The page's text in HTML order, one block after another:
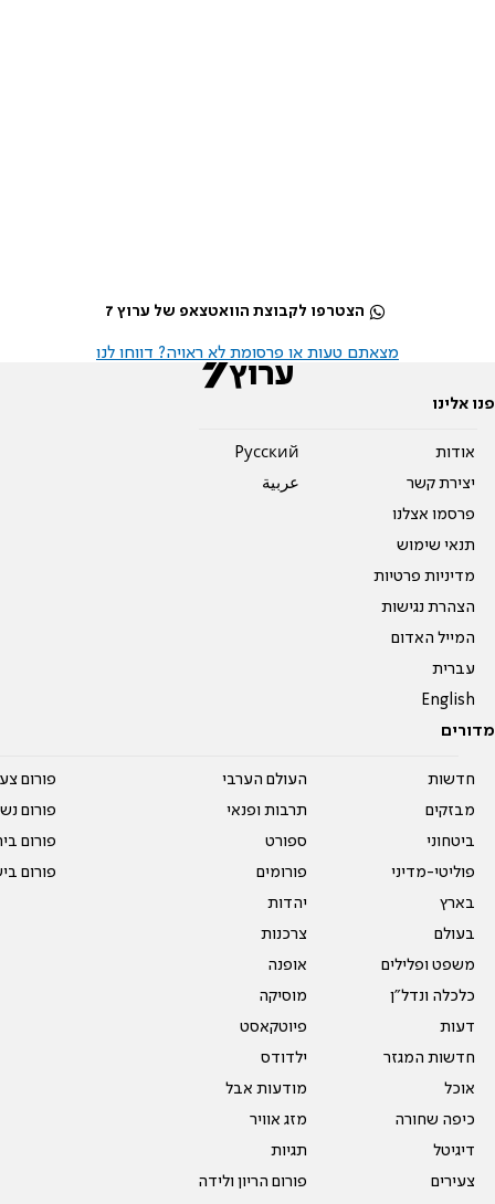
הצטרפו לקבוצת הוואטצאפ של ערוץ 7
מצאתם טעות או פרסומת לא ראויה? דווחו לנו
פנו אלינו
אודות
יצירת קשר
פרסמו אצלנו
תנאי שימוש
מדיניות פרטיות
הצהרת נגישות
המייל האדום
עברית
English
Pусский
عربية
מדורים
חדשות
מבזקים
ביטחוני
פוליטי-מדיני
בארץ
בעולם
משפט ופלילים
כלכלה ונדל"ן
דעות
חדשות המגזר
אוכל
כיפה שחורה
דיגיטל
צעירים
העולם הערבי
תרבות ופנאי
ספורט
פורומים
יהדות
צרכנות
אופנה
מוסיקה
פיוטקאסט
ילדודס
מודעות אבל
מזג אוויר
תגיות
פורום הריון ולידה
פורום
פורום
פורום
פורום